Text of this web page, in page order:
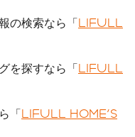
の検索なら「LIFULL
を探すなら「LIFULL
「LIFULL HOME'S